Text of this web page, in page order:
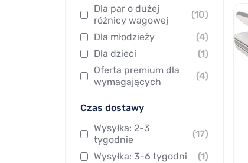
Dla par o dużej
różnicy wagowej
(10)
Dla młodzieży
(4)
Dla dzieci
(1)
Oferta premium dla
wymagających
(4)
Czas dostawy
Wysyłka: 2-3
tygodnie
(17)
Wysyłka: 3-6 tygodni
(1)